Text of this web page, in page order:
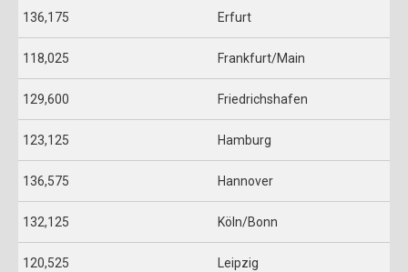
136,175 Erfurt
118,025 Frankfurt/Main
129,600 Friedrichshafen
123,125 Hamburg
136,575 Hannover
132,125 Köln/Bonn
120,525 Leipzig